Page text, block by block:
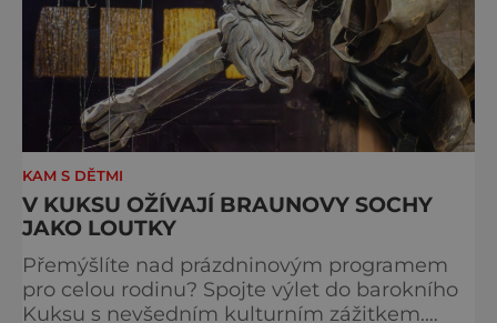
KAM S DĚTMI
V KUKSU OŽÍVAJÍ BRAUNOVY SOCHY
JAKO LOUTKY
Přemýšlíte nad prázdninovým programem
pro celou rodinu? Spojte výlet do barokního
Kuksu s nevšedním kulturním zážitkem.